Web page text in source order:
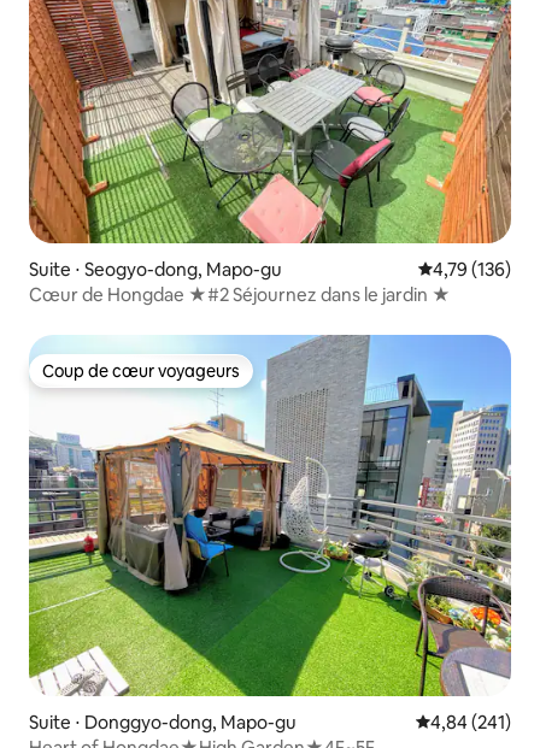
Suite ⋅ Seogyo-dong, Mapo-gu Évaluation
4,79 (136)
Cœur de Hongdae ★#2 Séjournez dans le jardin ★
Coup de cœur voyageurs
Coup de cœur voyageurs
Suite ⋅ Donggyo-dong, Mapo-gu Évaluation
4,84 (241)